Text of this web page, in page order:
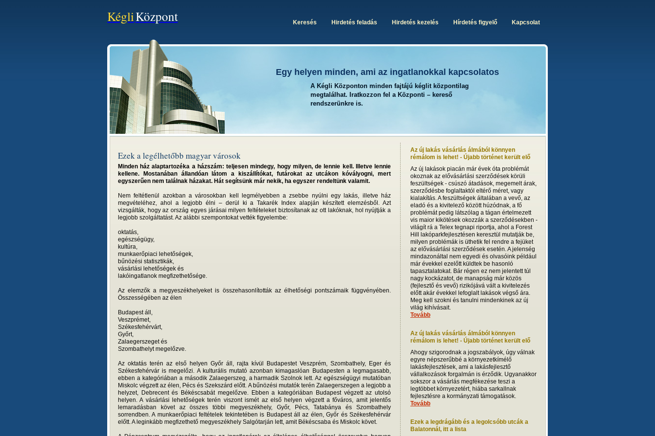
KégliKözpont Keresés Hirdetés feladás Hirdetés kezelés Hírdetés figyelő Kapcsolat
Egy helyen minden, ami az ingatlanokkal kapcsolatos
A Kégli Központon minden fajtájú kéglit központilag
megtalálhat. Iratkozzon fel a Központi – kereső
rendszerünkre is.
Ezek a legélhetőbb magyar városok
Minden ház alaptartozéka a házszám: teljesen mindegy, hogy milyen, de lennie kell. Illetve lennie
kellene. Mostanában állandóan látom a kiszállítókat, futárokat az utcákon kóvályogni, mert
egyszerűen nem találnak házakat. Hát segítsünk már nekik, ha egyszer rendeltünk valamit.
Nem feltétlenül azokban a városokban kell legmélyebben a zsebbe nyúlni egy lakás, illetve ház
megvételéhez, ahol a legjobb élni – derül ki a Takarék Index alapján készített elemzésből. Azt
vizsgálták, hogy az ország egyes járásai milyen feltételeket biztosítanak az ott lakóknak, hol nyújtják a
legjobb szolgáltatást. Az alábbi szempontokat vették figyelembe:
oktatás,
egészségügy,
kultúra,
munkaerőpiaci lehetőségek,
bűnözési statisztikák,
vásárlási lehetőségek és
lakóingatlanok megfizethetősége.
Az elemzők a megyeszékhelyeket is összehasonlították az élhetőségi pontszámaik függvényében.
Összességében az élen
Budapest áll,
Veszprémet,
Székesfehérvárt,
Győrt,
Zalaegerszeget és
Szombathelyt megelőzve.
Az oktatás terén az első helyen Győr áll, rajta kívül Budapestet Veszprém, Szombathely, Eger és
Székesfehérvár is megelőzi. A kulturális mutató azonban kimagaslóan Budapesten a legmagasabb,
ebben a kategóriában a második Zalaegerszeg, a harmadik Szolnok lett. Az egészségügyi mutatóban
Miskolc végzett az élen, Pécs és Szekszárd előtt. A bűnözési mutatók terén Zalaegerszegen a legjobb a
helyzet, Debrecent és Békéscsabát megelőzve. Ebben a kategóriában Budapest végzett az utolsó
helyen. A vásárlási lehetőségek terén viszont ismét az első helyen végzett a főváros, amit jelentős
lemaradásban követ az összes többi megyeszékhely, Győr, Pécs, Tatabánya és Szombathely
sorrendben. A munkaerőpiaci feltételek tekintetében is Budapest áll az élen, Győr és Székesfehérvár
előtt. A leginkább megfizethető megyeszékhely Salgótarján lett, amit Békéscsaba és Miskolc követ.
Az új lakás vásárlás álmából könnyen
rémálom is lehet! - Újabb történet került elő
Az új lakások piacán már évek óta problémát
okoznak az elővásárlási szerződések körüli
feszültségek - csúszó átadások, megemelt árak,
szerződésbe foglaltaktól eltérő méret, vagy
kialakítás. A feszültségek általában a vevő, az
eladó és a kivitelező között húzódnak, a fő
problémát pedig látszólag a tágan értelmezett
vis maior kikötések okozzák a szerződésekben -
világít rá a Telex tegnapi riportja, ahol a Forest
Hill lakóparkfejlesztésen keresztül mutatják be,
milyen problémák is üthetik fel rendre a fejüket
az elővásárlási szerződések esetén. A jelenség
mindazonáltal nem egyedi és olvasóink például
már évekkel ezelőtt küldtek be hasonló
tapasztalatokat. Bár régen ez nem jelentett túl
nagy kockázatot, de manapság már közös
(fejlesztő és vevő) rizikójává vált a kivitelezés
előtt akár évekkel lefoglalt lakások végső ára.
Meg kell szokni és tanulni mindenkinek az új
világ kihívásait.
Tovább
Az új lakás vásárlás álmából könnyen
rémálom is lehet! - Újabb történet került elő
Ahogy szigorodnak a jogszabályok, úgy válnak
egyre népszerűbbé a környezetkímélő
lakásfejlesztések, ami a lakásfejlesztő
vállalkozások forgalmán is érződik. Ugyanakkor
sokszor a vásárlás megfékezése teszi a
legtöbbet környezetért, hiába sarkallnak
fejlesztésre a kormányzati támogatások.
Tovább
Ezek a legdrágább és a legolcsóbb utcák a
Balatonnál, itt a lista